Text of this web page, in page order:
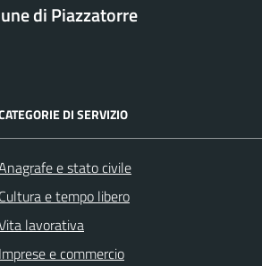
di Piazzatorre
DI SERVIZIO
e stato civile
Cultura e tempo libero
lavorativa
Imprese e commercio